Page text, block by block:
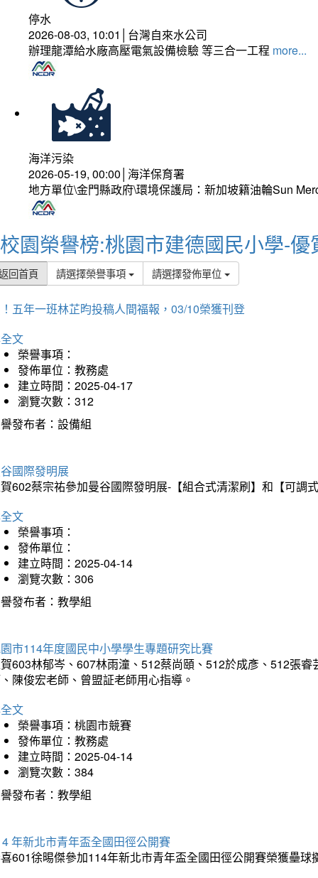
停水
2026-08-03, 10:01│台灣自來水公司
辦理龍潭給水廠高壓電氣設備檢驗 等三合一工程 more...
海洋污染
2026-05-19, 00:00│海洋保育署
地方單位\金門縣政府\環境保護局：新加坡籍油輪Sun
校園榮譽榜:桃園市建德國民小學-優
回首頁 請選擇榮譽事項 請選擇發佈單位
五年一班林芷昀投稿人間福報，03/10榮獲刊登
文
榮譽事項：
發佈單位：教務處
建立時間：2025-04-17
瀏覽次數：312
發布者：設備組
國際發明展
602蔡宗祐參加曼谷國際發明展-【組合式清潔刷】和【可調
文
榮譽事項：
發佈單位：
建立時間：2025-04-14
瀏覽次數：306
發布者：教學組
市114年度國民中小學學生專題研究比賽
603林郁岑、607林雨潼、512蔡尚頤、512於成彥、512張
陳俊宏老師、曾盟証老師用心指導。
文
榮譽事項：桃園市競賽
發佈單位：教務處
建立時間：2025-04-14
瀏覽次數：384
發布者：教學組
年新北市青年盃全國田徑公開賽
601徐晹傑參加114年新北市青年盃全國田徑公開賽榮獲壘